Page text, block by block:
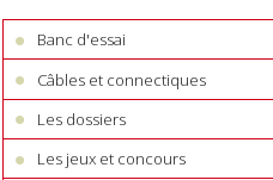
Banc d'essai
Câbles et connectiques
Les dossiers
Les jeux et concours